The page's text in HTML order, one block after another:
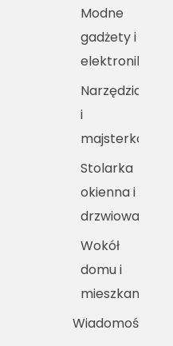
Modne
gadżety i
elektronika
Narzędzia
i
majsterkowanie
Stolarka
okienna i
drzwiowa
Wokół
domu i
mieszkania
Wiadomości